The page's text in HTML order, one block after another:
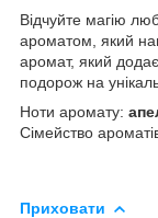
Відчуйте магію
ароматом, який
аромат, який
подорож на
Ноти аромату:
Сімейство
Приховати